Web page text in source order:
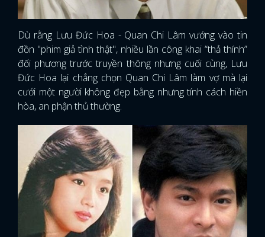
Dù rằng Lưu Đức Hoa - Quan Chi Lâm vướng vào tin
đồn "phim giả tình thật", nhiều lần công khai “thả thính”
đối phương trước truyền thông nhưng cuối cùng, Lưu
Đức Hoa lại chẳng chọn Quan Chi Lâm làm vợ mà lại
cưới một người không đẹp bằng nhưng tính cách hiền
hòa, an phận thủ thường.